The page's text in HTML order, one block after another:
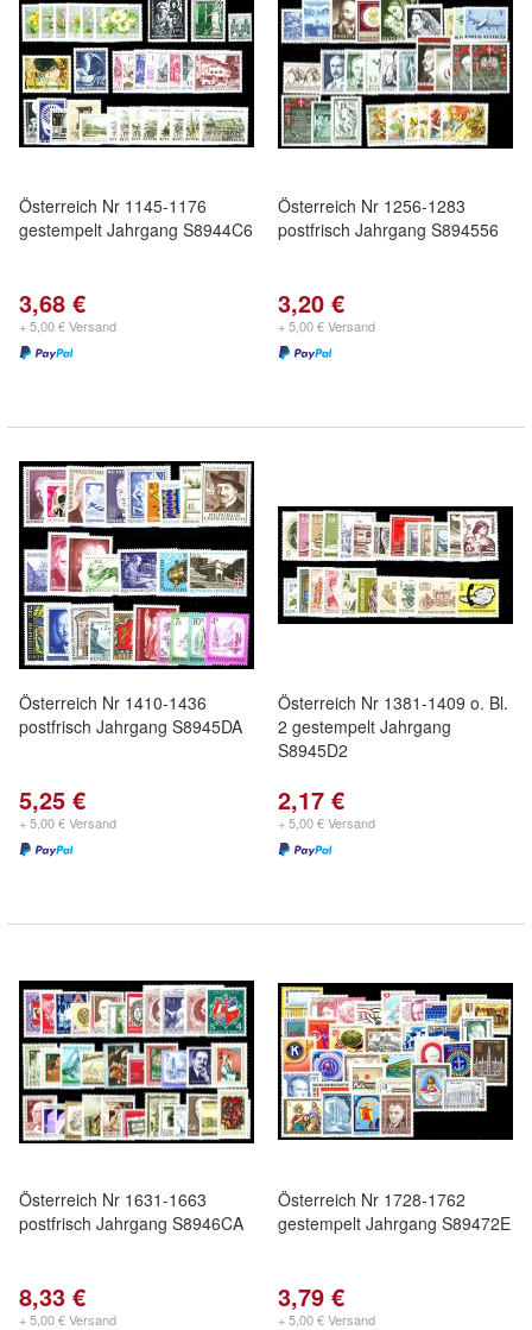
Österreich Nr 1145-1176
gestempelt Jahrgang S8944C6
3,68 €
+ 5,00 € Versand
Österreich Nr 1256-1283
postfrisch Jahrgang S894556
3,20 €
+ 5,00 € Versand
Österreich Nr 1410-1436
postfrisch Jahrgang S8945DA
5,25 €
+ 5,00 € Versand
Österreich Nr 1381-1409 o. Bl.
2 gestempelt Jahrgang
S8945D2
2,17 €
+ 5,00 € Versand
Österreich Nr 1631-1663
postfrisch Jahrgang S8946CA
8,33 €
+ 5,00 € Versand
Österreich Nr 1728-1762
gestempelt Jahrgang S89472E
3,79 €
+ 5,00 € Versand